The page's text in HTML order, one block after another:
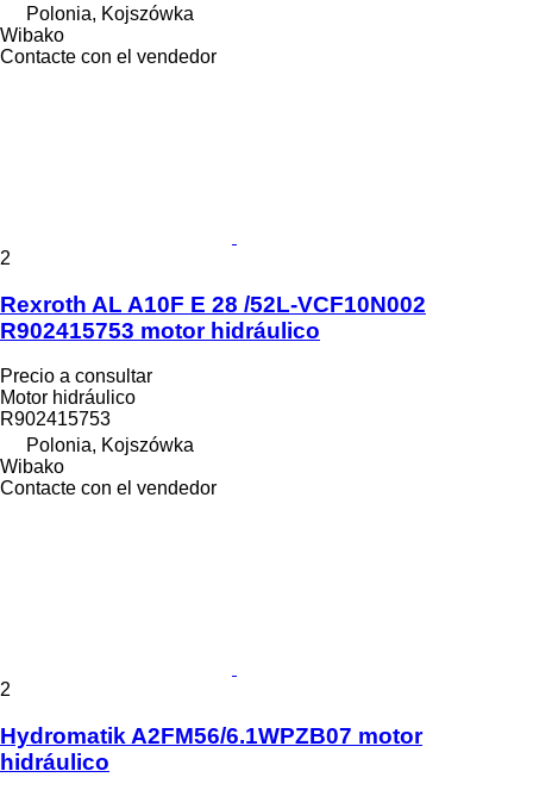
Polonia, Kojszówka
Wibako
Contacte con el vendedor
2
Rexroth AL A10F E 28 /52L-VCF10N002
R902415753 motor hidráulico
Precio a consultar
Motor hidráulico
R902415753
Polonia, Kojszówka
Wibako
Contacte con el vendedor
2
Hydromatik A2FM56/6.1WPZB07 motor
hidráulico